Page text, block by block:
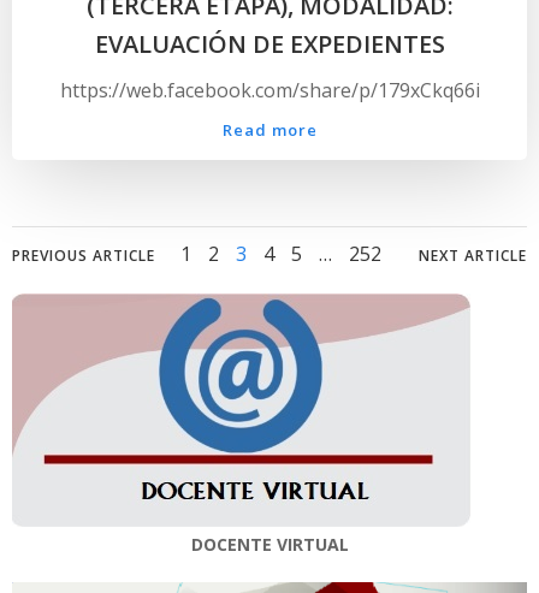
EVALUACIÓN DE EXPEDIENTES
https://web.facebook.com/share/p/179xCkq66i
Read more
Posts
navigation
PREVIOUS ARTICLE
Posts
navigation
Page
1 Page
2 Page
3 Page
4 Page
5 … Page
252
Posts
NEXT ARTICLE
DOCENTE VIRTUAL